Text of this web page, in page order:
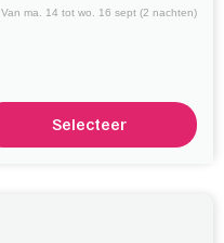
Van ma. 14 tot wo. 16 sept (2 nachten)
Selecteer